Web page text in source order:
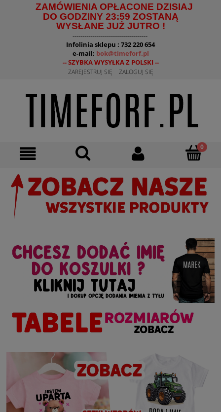
ZAMÓWIENIA OPŁACONE DZISIAJ
DO GODZINY 23:59 ZOSTANĄ
WYSŁANE JUŻ JUTRO !
--------------------------------------
Infolinia sklepu : 732 220 654
e-mail: bok@timeforf.pl
-- SZYBKA WYSYŁKA Z POLSKI --
ZAREJESTRUJ SIĘ ZALOGUJ SIĘ